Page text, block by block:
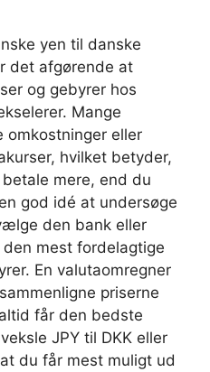
yen til danske
det afgørende at
og gebyrer hos
Mange
omkostninger eller
hvilket betyder,
mere, end du
god idé at undersøge
den bank eller
mest fordelagtige
En valutaomregner
priserne
får den bedste
JPY til DKK eller
du får mest muligt ud